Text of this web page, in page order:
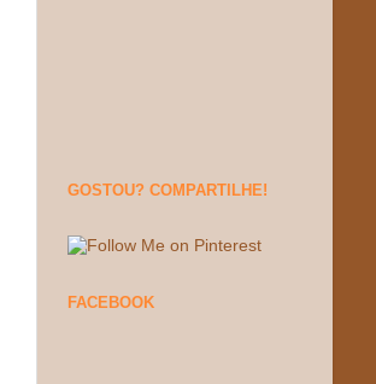
GOSTOU? COMPARTILHE!
FACEBOOK